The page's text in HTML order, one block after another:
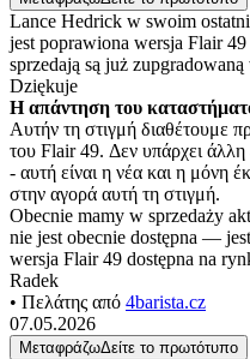
Lance Hedrick w swoim
jest poprawiona wersja Flair
sprzedają są już zupgradowaną
Dziękuje
Η απάντηση του
Αυτήν τη στιγμή διαθέτουμε
του Flair 49. Δεν υπάρχει άλλη
- αυτή είναι η νέα και η μόνη
στην αγορά αυτή τη στιγμή.
Obecnie mamy w sprzedaży
nie jest obecnie dostępna —
wersja Flair 49 dostępna na
Radek
• Πελάτης από 4barista.cz
07.05.2026
ΜεταφράζωΔείτε το πρωτότυπο